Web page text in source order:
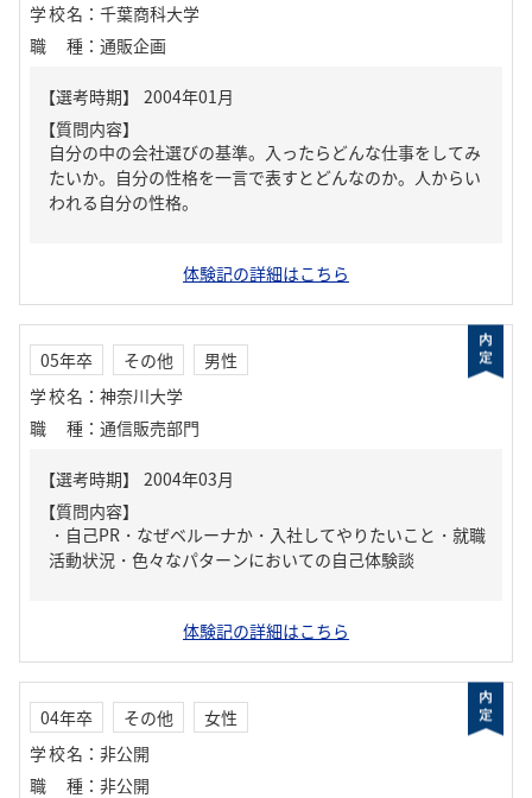
学校名 ： 千葉商科大学
職種 ： 通販企画
【質問内容】
自分の中の会社選びの基準。入ったらどんな仕事をしてみ
たいか。自分の性格を一言で表すとどんなのか。人からい
われる自分の性格。
体験記の詳細はこちら
05年卒 その他
男性
学校名 ： 神奈川大学
職種 ： 通信販売部門
【質問内容】
・自己PR・なぜベルーナか・入社してやりたいこと・就職
活動状況・色々なパターンにおいての自己体験談
体験記の詳細はこちら
04年卒 その他
女性
学校名 ： 非公開
職種 ： 非公開